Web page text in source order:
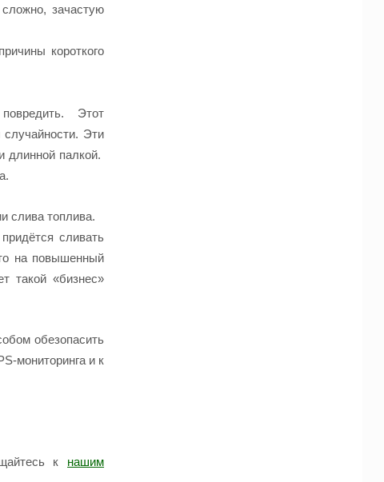
зачастую
короткого
Этот
Эти
длинной палкой.
слива топлива.
сливать
на повышенный
такой «бизнес»
обезопасить
мониторингаи к
к нашим